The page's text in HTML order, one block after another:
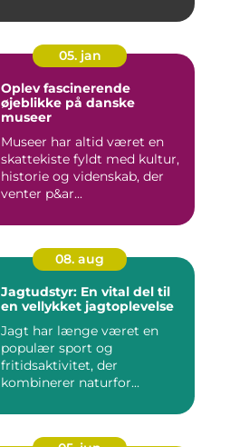
05. jan
Oplev fascinerende
øjeblikke på danske
museer
Museer har altid været en
skattekiste fyldt med kultur,
historie og videnskab, der
venter p&ar...
08. aug
Jagtudstyr: En vital del til
en vellykket jagtoplevelse
Jagt har længe været en
populær sport og
fritidsaktivitet, der
kombinerer naturfor...